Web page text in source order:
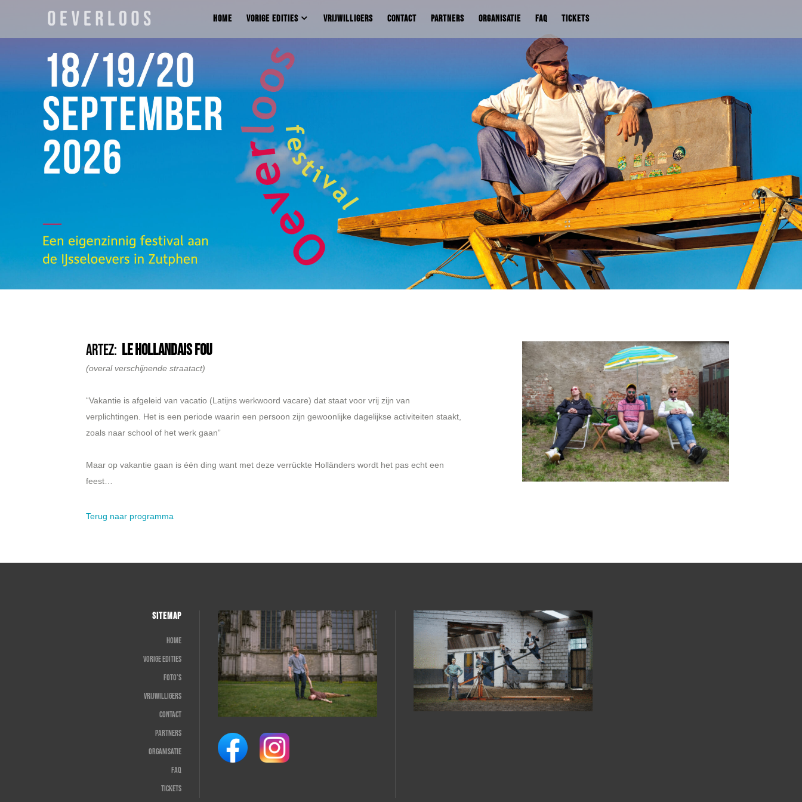
HOME VORIGE EDITIES VRIJWILLIGERS CONTACT PARTNERS ORGANISATIE FAQ TICKETS
ArtEZ: Le Hollandais Fou
(overal verschijnende straatact)
“Vakantie is afgeleid van vacatio (Latijns werkwoord vacare) dat staat voor vrij zijn van
verplichtingen. Het is een periode waarin een persoon zijn gewoonlijke dagelijkse activiteiten staakt,
zoals naar school of het werk gaan”
Maar op vakantie gaan is één ding want met deze verrückte Holländers wordt het pas echt een
feest…
Terug naar programma
SITEMAP
Home
Vorige edities
Foto’s
Vrijwilligers
Contact
Partners
Organisatie
FAQ
Tickets